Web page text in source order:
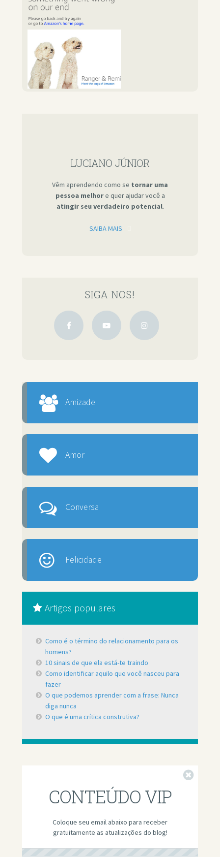
LUCIANO JÚNIOR
Vêm aprendendo como se tornar uma
pessoa melhore quer ajudar você a
atingir seu verdadeiro potencial.
SAIBA MAIS
SIGA NOS!
Amizade
Amor
Conversa
Felicidade
Artigos populares
Como é o término do relacionamento para os
homens?
10 sinais de que ela está-te traindo
Como identificar aquilo que você nasceu para
fazer
O que podemos aprender com a frase: Nunca
diga nunca
O que é uma crítica construtiva?
CONTEÚDO VIP
Coloque seu email abaixo para receber
gratuitamente as atualizações do blog!